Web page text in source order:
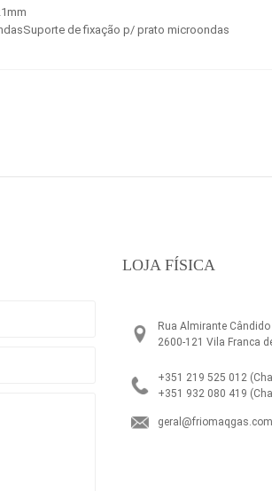
de fixação p/ prato microondas
LOJA FÍSICA
Rua Almirante
2600-121 Vila Franca
+351 219 525 012
+351 932 080 419
geral@friomaqgas.com